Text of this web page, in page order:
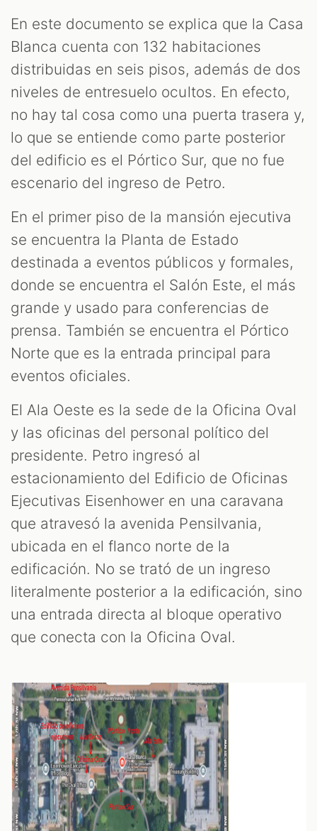
En este documento se explica que la Casa
Blanca cuenta con 132 habitaciones
distribuidas en seis pisos, además de dos
niveles de entresuelo ocultos. En efecto,
no hay tal cosa como una puerta trasera y,
lo que se entiende como parte posterior
del edificio es el Pórtico Sur, que no fue
escenario del ingreso de Petro.
En el primer piso de la mansión ejecutiva
se encuentra la Planta de Estado
destinada a eventos públicos y formales,
donde se encuentra el Salón Este, el más
grande y usado para conferencias de
prensa. También se encuentra el Pórtico
Norte que es la entrada principal para
eventos oficiales.
El Ala Oeste es la sede de la Oficina Oval
y las oficinas del personal político del
presidente. Petro ingresó al
estacionamiento del Edificio de Oficinas
Ejecutivas Eisenhower en una caravana
que atravesó la avenida Pensilvania,
ubicada en el flanco norte de la
edificación. No se trató de un ingreso
literalmente posterior a la edificación, sino
una entrada directa al bloque operativo
que conecta con la Oficina Oval.